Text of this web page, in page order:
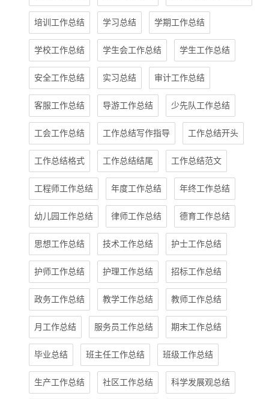
培训工作总结 学习总结 学期工作总结
学校工作总结 学生会工作总结 学生工作总结
安全工作总结 实习总结 审计工作总结
客服工作总结 导游工作总结 少先队工作总结
工会工作总结 工作总结写作指导 工作总结开头
工作总结格式 工作总结结尾 工作总结范文
工程师工作总结 年度工作总结 年终工作总结
幼儿园工作总结 律师工作总结 德育工作总结
思想工作总结 技术工作总结 护士工作总结
护师工作总结 护理工作总结 招标工作总结
政务工作总结 教学工作总结 教师工作总结
月工作总结 服务员工作总结 期末工作总结
毕业总结 班主任工作总结 班级工作总结
生产工作总结 社区工作总结 科学发展观总结